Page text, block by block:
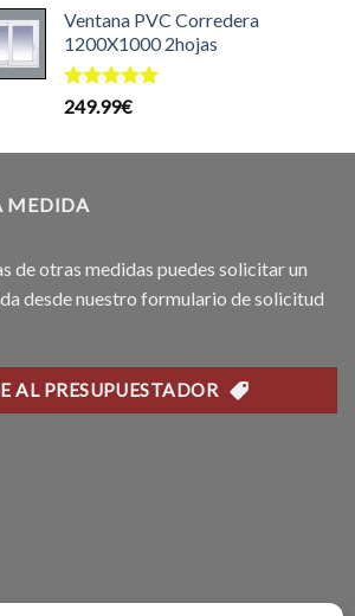
de 5
original
era:
199.99€.
actual
es:
Ventana PVC Corredera
1200X1000 2hojas
Valorado
249.99€
MEDIDA
de otras medidas puedes solicitar un
desde nuestro formulario de solicitud
AL PRESUPUESTADOR